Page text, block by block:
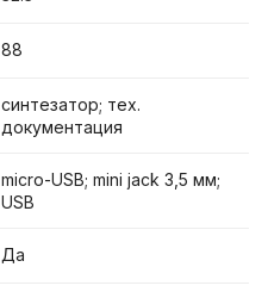
88
синтезатор; тех.
документация
micro-USB; mini jack 3,5 мм;
USB
Да